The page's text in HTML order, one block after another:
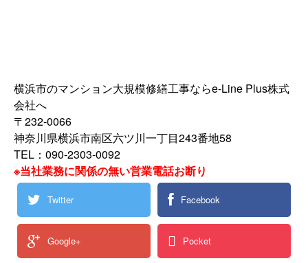
横浜市のマンション大規模修繕工事ならe-Line Plus株式
会社へ
〒232-0066
神奈川県横浜市南区六ツ川一丁目243番地58
TEL：090-2303-0092
※当社業務に関係の無い営業電話お断り
Twitter Facebook
Google+ Pocket